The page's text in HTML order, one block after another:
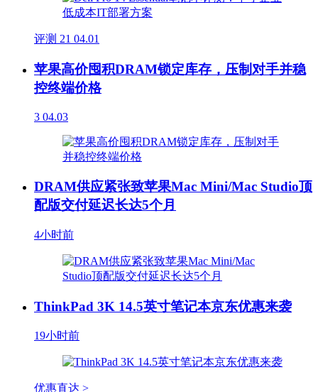
评测 21 04.01
苹果高价囤积DRAM锁定库存，压制对手并稳
控终端价格
3 04.03
DRAM供应紧张致苹果Mac Mini/Mac Studio顶
配版交付延迟长达5个月
4小时前
ThinkPad 3K 14.5英寸笔记本京东优惠来袭
19小时前
优惠直达 >